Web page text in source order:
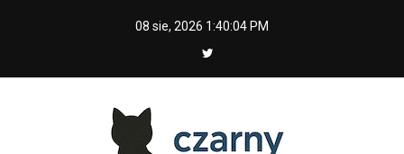
08 sie, 2026 1:40:05 PM